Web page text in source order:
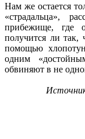
Нам же остается
«страдальца»,
прибежище, где
получится ли
помощью
одним
обвиняют в не